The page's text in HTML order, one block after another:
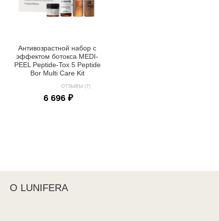
Антивозрастной набор с
эффектом ботокса MEDI-
PEEL Peptide-Tox 5 Peptide
Bor Multi Care Kit
ОТЗЫВЫ (7)
6 696 ₽
О LUNIFERA